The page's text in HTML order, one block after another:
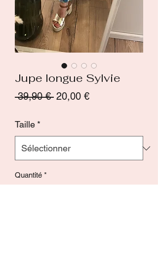
Jupe longue Sylvie
39,90 € Prix
20,00 €Prix
Taille *
Quantité *